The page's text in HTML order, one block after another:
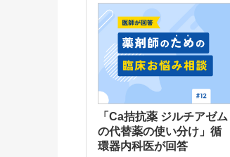
「Ca拮抗薬 ジルチアゼム
の代替薬の使い分け」循
環器内科医が回答